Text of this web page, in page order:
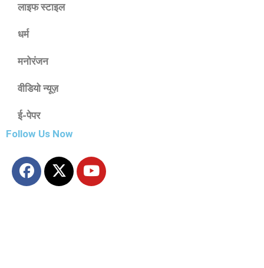
लाइफ स्टाइल
धर्म
मनोरंजन
वीडियो न्यूज़
ई-पेपर
Follow Us Now